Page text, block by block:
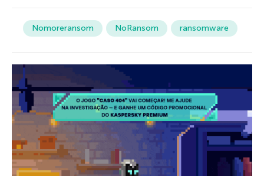
Nomoreransom NoRansom ransomware